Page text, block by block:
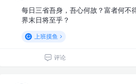
每日三省吾身，吾心何故？富者何不
界末日将至乎？
上班摸鱼
评论